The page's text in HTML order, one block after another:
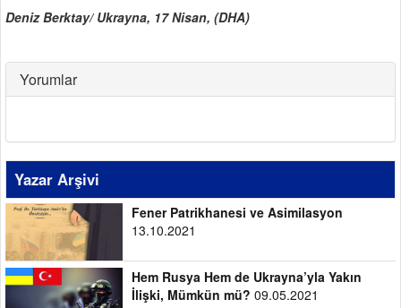
Deniz Berktay/ Ukrayna, 17 Nisan, (DHA)
Yorumlar
Yazar Arşivi
Fener Patrikhanesi ve Asimilasyon
13.10.2021
Hem Rusya Hem de Ukrayna’yla Yakın
İlişki, Mümkün mü? 09.05.2021